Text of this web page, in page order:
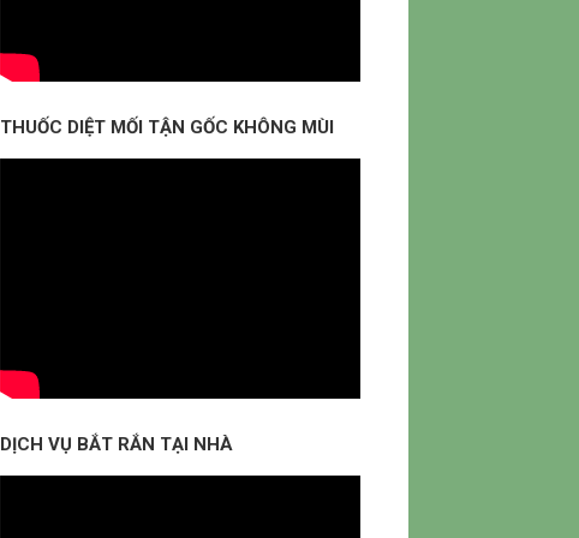
THUỐC DIỆT MỐI TẬN GỐC KHÔNG MÙI
DỊCH VỤ BẮT RẮN TẠI NHÀ